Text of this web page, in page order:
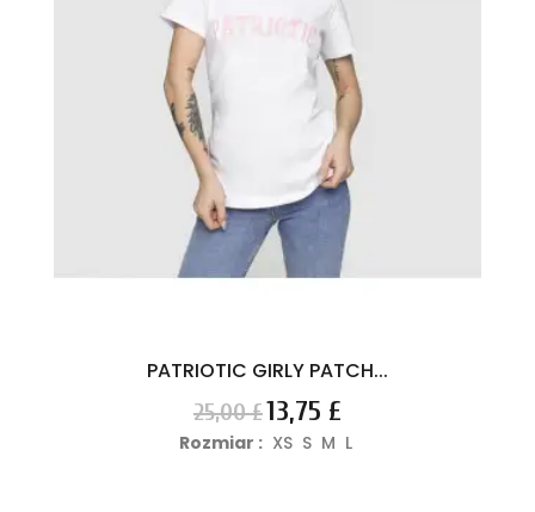
PATRIOTIC GIRLY PATCH...
Cena
podstawowa
25,00 £Cena
13,75 £
Rozmiar : XS S M L